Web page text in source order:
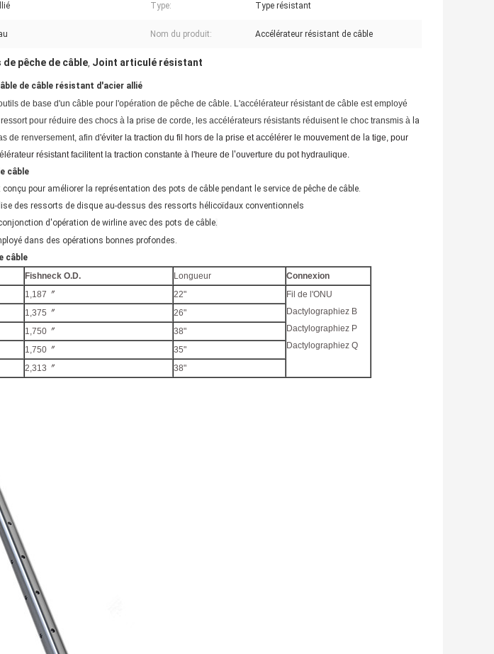
Type: Type résistant
Nom du produit: Accélérateur résistant de câble
pêche de câble, Joint articulé résistant
de câble résistant d'acier allié
de base d'un câble pour l'opération de pêche de câble. L'accélérateur résistant de câble est employé
pour réduire des chocs à la prise de corde, les accélérateurs résistants réduisent le choc transmis à la
de renversement, afin d'éviter la traction du fil hors de la prise et accélérer le mouvement de la tige, pour
résistant facilitent la traction constante à l'heure de l'ouverture du pot hydraulique.
câble
pour améliorer la représentation des pots de câble pendant le service de pêche de câble.
des ressorts de disque au-dessus des ressorts hélicoïdaux conventionnels
d'opération de wirline avec des pots de câble.
dans des opérations bonnes profondes.
câble
Fishneck O.D. Longueur
Connexion
1,187〞 22"
Fil de l'ONU
Dactylographiez B
Dactylographiez P
Dactylographiez Q
1,375〞
26"
1,750〞
38"
1,750〞
35"
2,313〞 38"